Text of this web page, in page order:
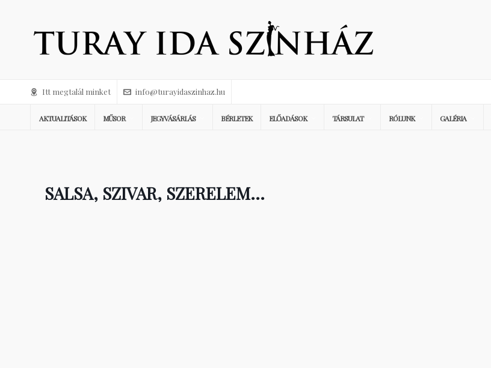
Itt megtalál minket info@turayidaszinhaz.hu
AKTUALITÁSOK MŰSOR JEGYVÁSÁRLÁS BÉRLETEK ELŐADÁSOK TÁRSULAT RÓLUNK GALÉRIA
SALSA, SZIVAR, SZERELEM…